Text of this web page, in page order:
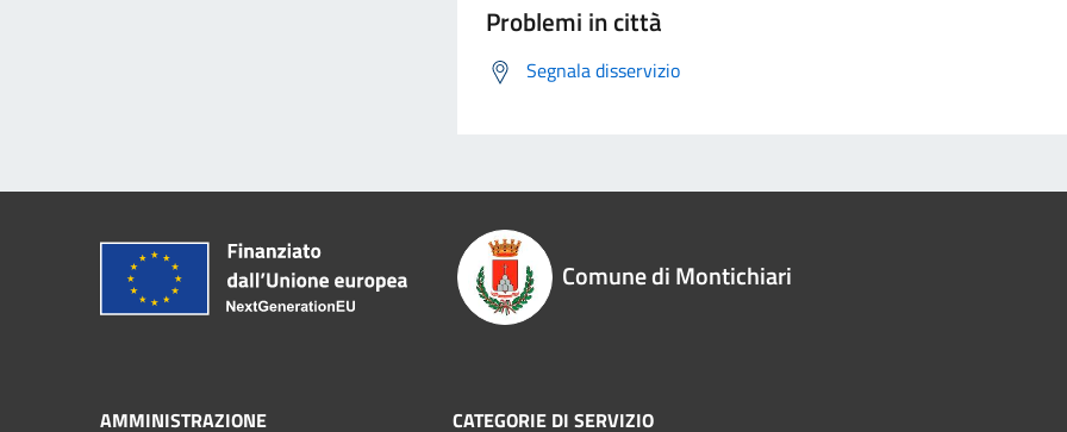
Problemi in città
Segnala disservizio
Comune di Montichiari
AMMINISTRAZIONE CATEGORIE DI SERVIZIO